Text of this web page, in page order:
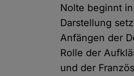
Nolte beginnt
Darstellung
Anfängen der
Rolle der
und der